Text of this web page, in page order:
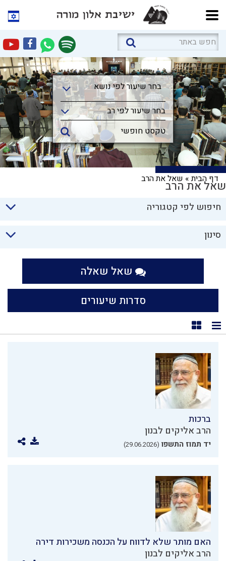
בחר שיעור לפי נושא
בחר שיעור לפי נושא
בחר שיעור לפי רב
דף הבית» שאל את הרבשאל את הרב
חיפוש לפי קטגוריה
סינון
שאל שאלה
סדרות שיעורים
תצוגת רשימה
תצוגת קוביות
ברכות
הרב אליקים לבנון
יד תמוז התשפו (29.06.2026)
האם מותר שלא לדווח על הכנסה משכירות דירה
הרב אליקים לבנון